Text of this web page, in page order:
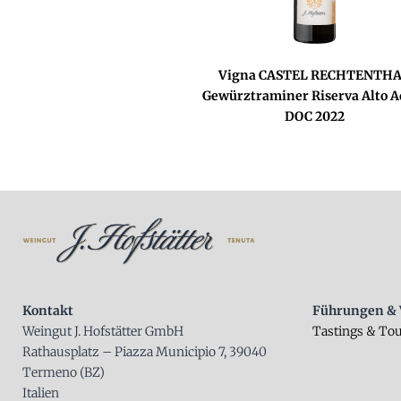
Vigna CASTEL
Gewürztraminer Riserva Alto
DOC 2022
Kontakt
Weingut J. Hofstätter GmbH
Rathausplatz – Piazza Municipio 7, 39040
Termeno (BZ)
Italien
Führungen &
Tastings &